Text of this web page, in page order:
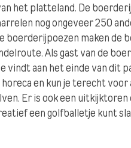
het platteland. De
nog ongeveer 250
boerderijpoezen maken
Als gast van de
vindt aan het einde van dit
horeca en kun je terecht
Er is ook een
een golfballetje kunt